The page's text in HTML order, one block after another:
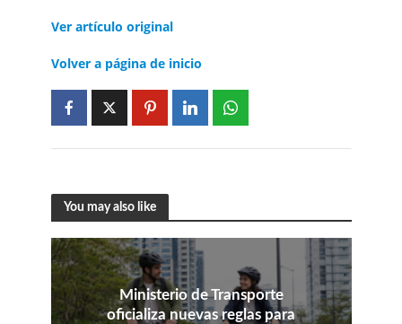
Ver artículo original
Volver a página de inicio
You may also like
Ministerio de Transporte
oficializa nuevas reglas para